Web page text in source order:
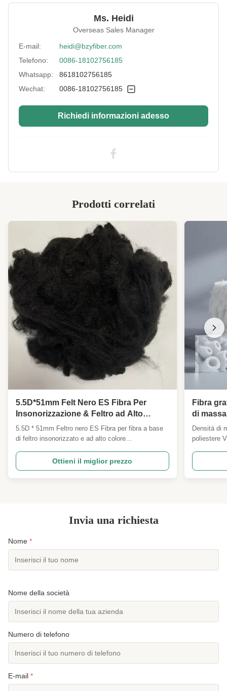
Specification: 1,33 x 38 mm
Color: bianco
More Sizes: Personalizzabile
Siliconized/Non-
Silicified:
non silicizzato
Ms. Heidi
Overseas Sales Manager
E-mail:
heidi@bzyfiber.com
Telefono:
0086-18102756185
Whatsapp:
8618102756185
Wechat:
0086-18102756185
Richiedi informazioni adesso
Prodotti correlati
5.5D*51mm Felt Nero ES Fibra Per
Insonorizzazione & Feltro ad Alto
Colore Fibra Staple Morbida & Soffice
Solidità Le Specifiche Possono Essere
5.5D * 51mm Feltro nero ES Fibra per fibra a base
di feltro insonorizzato e ad alto colore
5.5D*51mm - Le specifiche possono essere
personalizzate Descrizione completa del prodotto
Aumentate la vostra produzione di feltro con il
Ottieni il miglior prezzo
Fibra
di
allo
Densità di
poliestere
versatile e
Invia una richiesta
Nome *
Nome della società
Numero di telefono
E-mail *